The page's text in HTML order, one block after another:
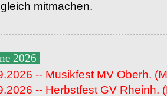
mitmachen.
2026
-- Musikfest MV Oberh.
-- Herbstfest GV Rheinh.